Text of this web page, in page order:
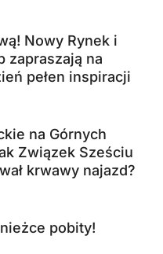
Nowy Rynek i
zapraszają na
pełen inspiracji
na Górnych
Związek Sześciu
krwawy najazd?
pobity!